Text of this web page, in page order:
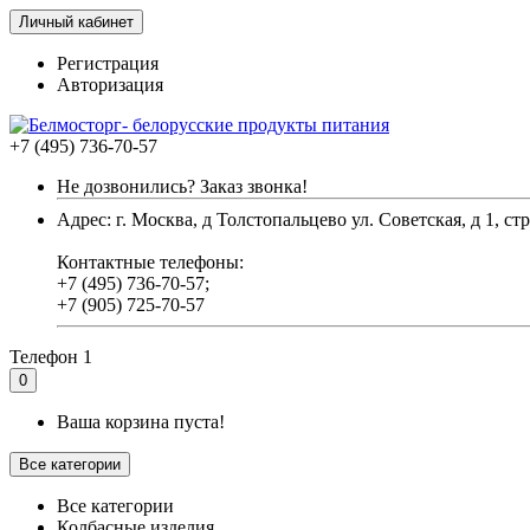
Личный кабинет
Регистрация
Авторизация
+7 (495) 736-70-57
Не дозвонились? Заказ звонка!
Адрес: г. Москва, д Толстопальцево ул. Советская, д 1,
Контактные телефоны:
+7 (495) 736-70-57;
+7 (905) 725-70-57
Телефон 1
0
Ваша корзина пуста!
Все категории
Все категории